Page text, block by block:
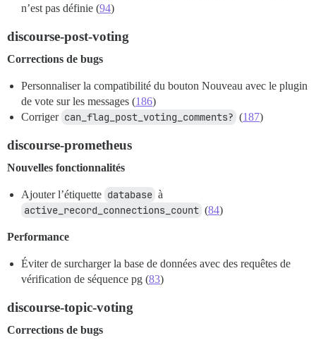
n’est pas définie (94)
discourse-post-voting
Corrections de bugs
Personnaliser la compatibilité du bouton Nouveau avec le plugin
de vote sur les messages (186)
Corriger can_flag_post_voting_comments? (187)
discourse-prometheus
Nouvelles fonctionnalités
Ajouter l’étiquette database à
active_record_connections_count (84)
Performance
Éviter de surcharger la base de données avec des requêtes de
vérification de séquence pg (83)
discourse-topic-voting
Corrections de bugs